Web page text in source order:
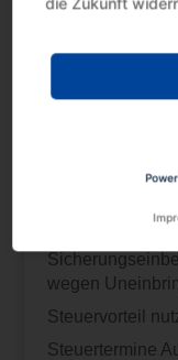
Neueste
wegen
Steuervorteil
Steuertermine